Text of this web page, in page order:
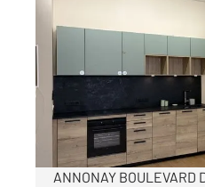
62,44 m
Ref : 5182
Appartement T3 à
790 €
par mois charges comprises
ANNONAY BOULEVARD